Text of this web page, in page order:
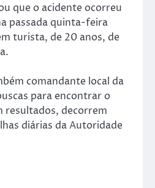
que o acidente ocorreu
passada quinta-feira
turista, de 20 anos, de
comandante local da
para encontrar o
resultados, decorrem
diárias da Autoridade